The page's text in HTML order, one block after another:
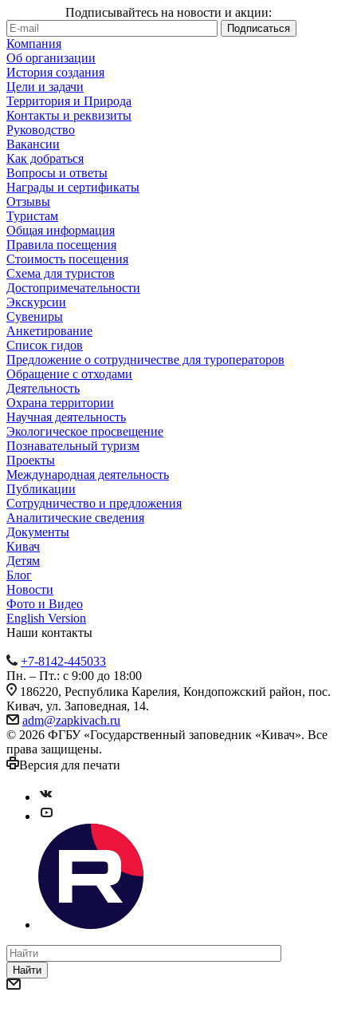
Подписывайтесь на новости и акции:
Компания
Об организации
История создания
Цели и задачи
Территория и Природа
Контакты и реквизиты
Руководство
Вакансии
Как добраться
Вопросы и ответы
Награды и сертификаты
Отзывы
Туристам
Общая информация
Правила посещения
Стоимость посещения
Схема для туристов
Достопримечательности
Экскурсии
Сувениры
Анкетирование
Список гидов
Предложение о сотрудничестве для туроператоров
Обращение с отходами
Деятельность
Охрана территории
Научная деятельность
Экологическое просвещение
Познавательный туризм
Проекты
Международная деятельность
Публикации
Сотрудничество и предложения
Аналитические сведения
Документы
Кивач
Детям
Блог
Новости
Фото и Видео
English Version
Наши контакты
+7-8142-445033
Пн. – Пт.: с 9:00 до 18:00
186220, Республика Карелия, Кондопожский район, пос.
Кивач, ул. Заповедная, 14.
adm@zapkivach.ru
© 2026 ФГБУ «Государственный заповедник «Кивач». Все
права защищены.
Версия для печати
Найти